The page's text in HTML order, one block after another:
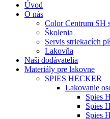
Úvod
O nás
Color Centrum SH
Školenia
Servis striekacích
Lakovňa
Naši dodávatelia
Materiály pre lakovne
SPIES HECKER
Lakovanie
Spies
Spies
Spies